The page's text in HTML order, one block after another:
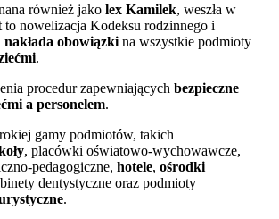
również jako lex Kamilek, weszła w
to nowelizacja Kodeksu rodzinnego i
nakłada obowiązki na wszystkie podmioty
.
procedur zapewniających bezpieczne
a personelem.
gamy podmiotów, takich
, placówki oświatowo-wychowawcze,
pedagogiczne, hotele, ośrodki
dentystyczne oraz podmioty
.